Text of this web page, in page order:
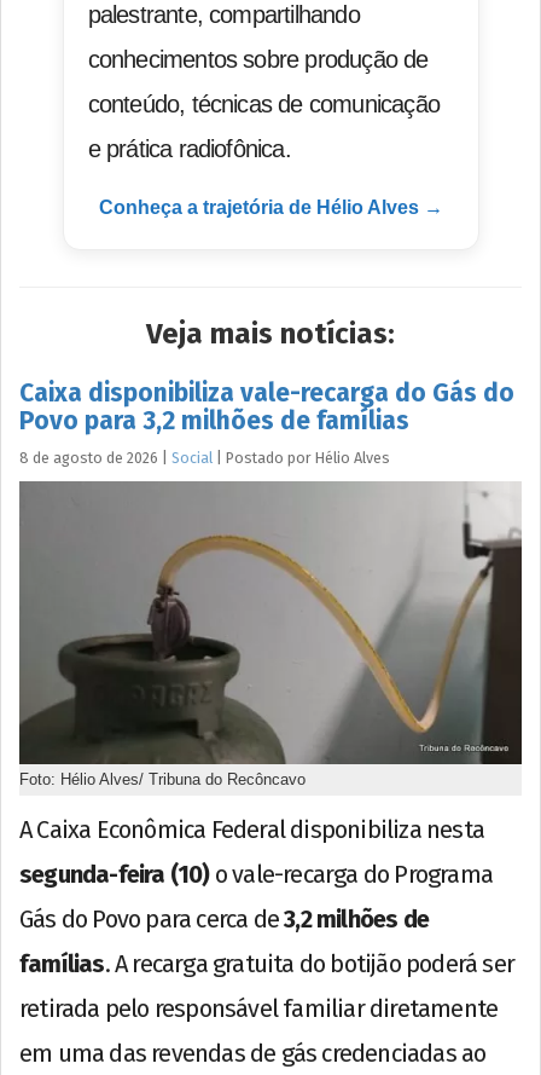
palestrante, compartilhando
conhecimentos sobre produção de
conteúdo, técnicas de comunicação
e prática radiofônica.
Conheça a trajetória de Hélio Alves →
Veja mais notícias:
Caixa disponibiliza vale-recarga do Gás do
Povo para 3,2 milhões de famílias
8 de agosto de 2026 Social Postado por Hélio Alves
Foto: Hélio Alves/ Tribuna do Recôncavo
A Caixa Econômica Federal disponibiliza nesta
segunda-feira (10)o vale-recarga do Programa
Gás do Povo para cerca de3,2 milhões de
famílias. A recarga gratuita do botijão poderá ser
retirada pelo responsável familiar diretamente
em uma das revendas de gás credenciadas ao